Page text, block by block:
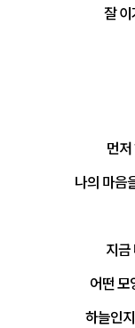
잘
먼
나의 마음
지금
어떤 모
하늘인